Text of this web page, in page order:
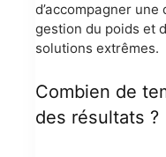
d’accompagner
gestion du poids et
solutions extrêmes.
Combien de
des résultats ?